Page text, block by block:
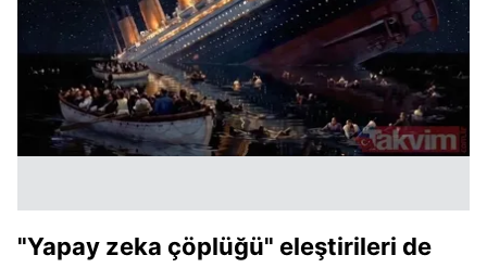
için Ayarlar butonuna tıklayabilir,Çerez Bilgilendirme
Metnimizi
ziyaret edebilirsiniz.
6698 sayılı Kişisel Verilerin Korunması Kanunu uyarınca
hazırlanmış Aydınlatma Metnimizi okumak ve sitemizde
ilgili mevzuata uygun olarak kullanılan çerezlerle ilgili bilgi
"Yapay zeka çöplüğü" eleştirileri de